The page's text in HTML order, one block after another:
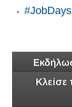
#JobDays
Κλείσε